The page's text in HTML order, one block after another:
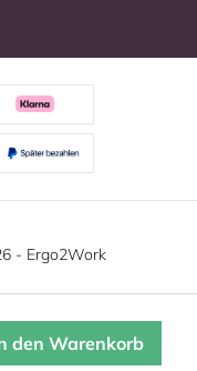
den Warenkorb
- Ergo2Work
Cookie-Einstellungen